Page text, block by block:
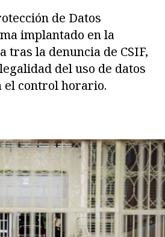
de Datos
implantado en la
la denuncia de CSIF,
del uso de datos
control horario.